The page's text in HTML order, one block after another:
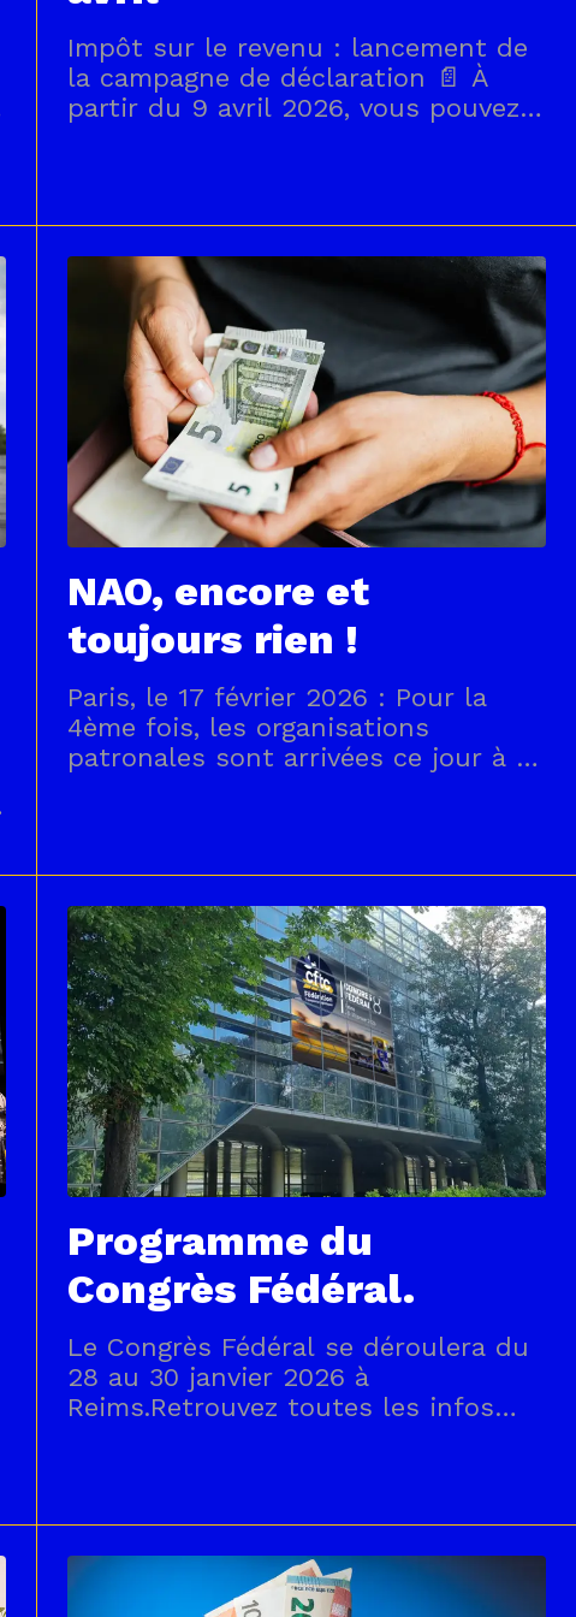
Impôt sur le revenu : lancement de
la campagne de déclaration 📄 À
partir du 9 avril 2026, vous pouvez
déclaration varie selon les
départements. Vous pouvez dès à
présent utiliser le
NAO, encore et
toujours rien !
Paris, le 17 février 2026 : Pour la
4ème fois, les organisations
patronales sont arrivées ce jour à la
unanimement refusé par les
organisations syndicales
présentes.La CFTC Transports
rappelle que l
Programme du
Congrès Fédéral.
Le Congrès Fédéral se déroulera du
28 au 30 janvier 2026 à
Reims.Retrouvez toutes les infos